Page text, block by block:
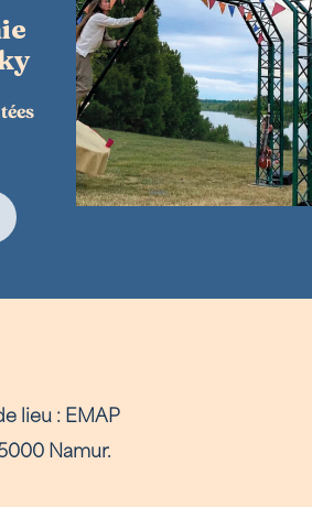
lieu : EMAP
Namur.